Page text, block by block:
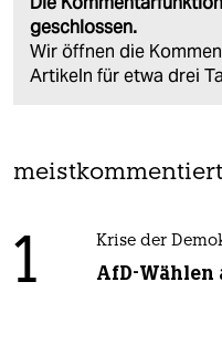
geschlossen.
Wir öffnen die
Artikeln für etwa drei
meistkommentiert
1 Krise der
AfD-Wählen